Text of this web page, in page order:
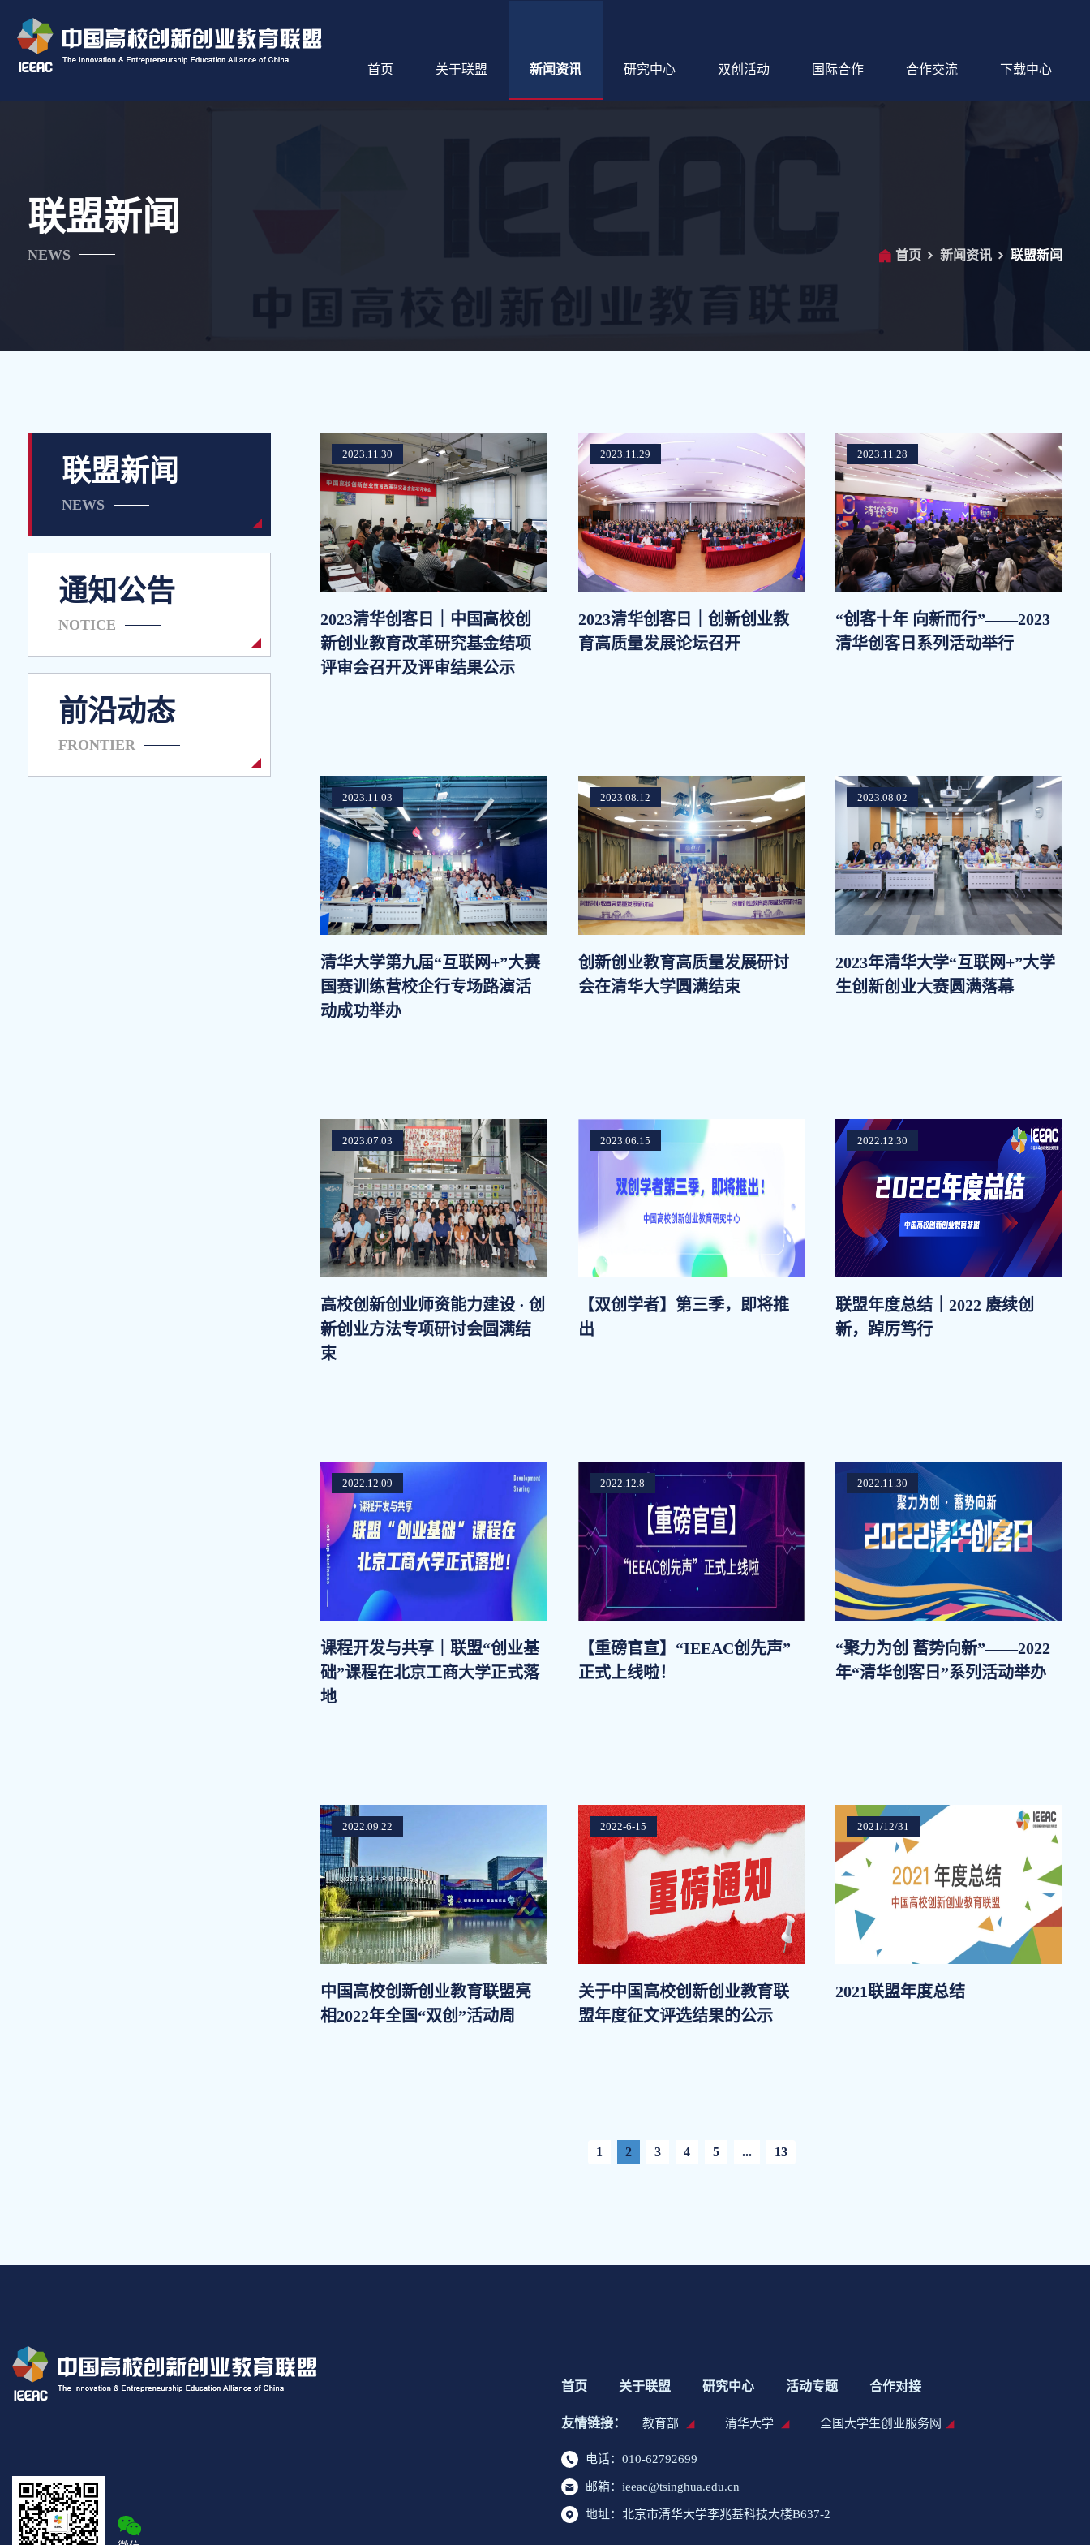
首页 关于联盟 新闻资讯 研究中心 双创活动 国际合作 合作交流 下载中心
联盟新闻
NEWS 首页 新闻资讯 联盟新闻
联盟新闻
NEWS
通知公告
NOTICE
前沿动态
FRONTIER
2023.11.30
2023清华创客日｜中国高校创
新创业教育改革研究基金结项
评审会召开及评审结果公示
2023.11.29
2023清华创客日｜创新创业教
育高质量发展论坛召开
2023.11.28
“创客十年 向新而行”——2023
清华创客日系列活动举行
2023.11.03
清华大学第九届“互联网+”大赛
国赛训练营校企行专场路演活
动成功举办
2023.08.12
创新创业教育高质量发展研讨
会在清华大学圆满结束
2023.08.02
2023年清华大学“互联网+”大学
生创新创业大赛圆满落幕
2023.07.03
高校创新创业师资能力建设 · 创
新创业方法专项研讨会圆满结
束
2023.06.15
【双创学者】第三季，即将推
出
2022.12.30
联盟年度总结｜2022 赓续创
新，踔厉笃行
2022.12.09
课程开发与共享｜联盟“创业基
础”课程在北京工商大学正式落
地
2022.12.8
【重磅官宣】“IEEAC创先声”
正式上线啦！
2022.11.30
“聚力为创 蓄势向新”——2022
年“清华创客日”系列活动举办
2022.09.22
中国高校创新创业教育联盟亮
相2022年全国“双创”活动周
2022-6-15
关于中国高校创新创业教育联
盟年度征文评选结果的公示
2021/12/31
2021联盟年度总结
1 2 3 4 5 ... 13
首页 关于联盟 研究中心 活动专题 合作对接
友情链接： 教育部 清华大学 全国大学生创业服务网
电话：010-62792699
邮箱：ieeac@tsinghua.edu.cn
地址：北京市清华大学李兆基科技大楼B637-2